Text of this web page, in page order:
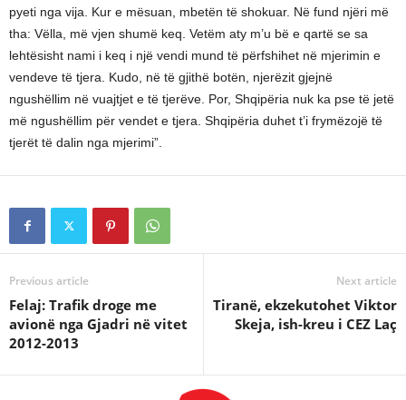
pyeti nga vija. Kur e mësuan, mbetën të shokuar. Në fund njëri më
tha: Vëlla, më vjen shumë keq. Vetëm aty m’u bë e qartë se sa
lehtësisht nami i keq i një vendi mund të përfshihet në mjerimin e
vendeve të tjera. Kudo, në të gjithë botën, njerëzit gjejnë
ngushëllim në vuajtjet e të tjerëve. Por, Shqipëria nuk ka pse të jetë
më ngushëllim për vendet e tjera. Shqipëria duhet t’i frymëzojë të
tjerët të dalin nga mjerimi”.
Previous article
Felaj: Trafik droge me
avionë nga Gjadri në vitet
2012-2013
Next article
Tiranë, ekzekutohet Viktor
Skeja, ish-kreu i CEZ Laç